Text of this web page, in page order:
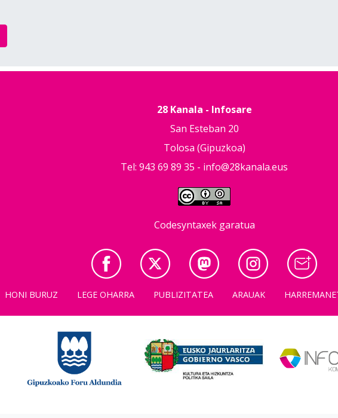
28 Kanala - Infosare
San Esteban 20
Tolosa (Gipuzkoa)
Tel: 943 69 89 35 - info@28kanala.eus
Codesyntaxek garatua
HONI BURUZ LEGE OHARRA PUBLIZITATEA ARAUAK